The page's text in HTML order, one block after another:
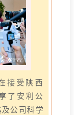
接受陕西
了安利公
公司科学